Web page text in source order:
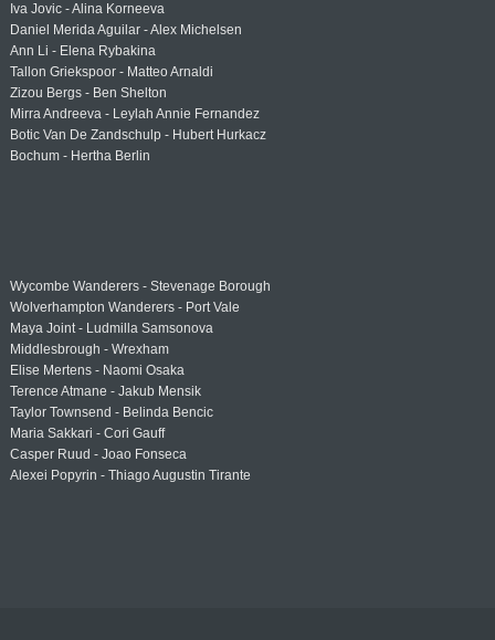
Iva Jovic - Alina Korneeva
Daniel Merida Aguilar - Alex Michelsen
Ann Li - Elena Rybakina
Tallon Griekspoor - Matteo Arnaldi
Zizou Bergs - Ben Shelton
Mirra Andreeva - Leylah Annie Fernandez
Botic Van De Zandschulp - Hubert Hurkacz
Bochum - Hertha Berlin
Wycombe Wanderers - Stevenage Borough
Wolverhampton Wanderers - Port Vale
Maya Joint - Ludmilla Samsonova
Middlesbrough - Wrexham
Elise Mertens - Naomi Osaka
Terence Atmane - Jakub Mensik
Taylor Townsend - Belinda Bencic
Maria Sakkari - Cori Gauff
Casper Ruud - Joao Fonseca
Alexei Popyrin - Thiago Augustin Tirante